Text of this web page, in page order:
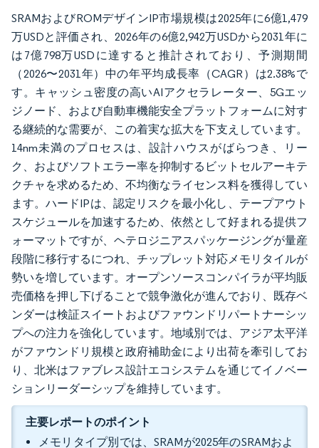
SRAMおよびROMデザインIP市場規模は2025年に6億1,479
万USDと評価され、2026年の6億2,942万USDから2031年に
は7億798万USDに達すると推計されており、予測期間
（2026〜2031年）中の年平均成長率（CAGR）は2.38%で
す。キャッシュ密度の高いAIアクセラレーター、5Gエッ
ジノード、および自動車機能安全プラットフォームに対す
る継続的な需要が、この着実な拡大を下支えしています。
14nm未満のプロセスは、設計ハウスがばらつき、リー
ク、およびソフトエラー率を抑制するビットセルアーキテ
クチャを求めるため、不均衡なライセンス料を獲得してい
ます。ハードIPは、認定リスクを最小化し、テープアウト
スケジュールを加速するため、依然として好まれる提供フ
ォーマットですが、ヘテロジニアスパッケージングが量産
段階に移行するにつれ、チップレット対応メモリタイルが
勢いを増しています。オープンソースコンパイラが平均販
売価格を押し下げることで競争激化が進んでおり、既存ベ
ンダーは検証スイートおよびファウンドリパートナーシッ
プへの注力を強化しています。地域別では、アジア太平洋
がファウンドリ規模と政府補助金により出荷を牽引してお
り、北米はファブレス設計エコシステムを通じてイノベー
ションリーダーシップを維持しています。
主要レポートのポイント
メモリタイプ別では、SRAMが2025年のSRAMおよ